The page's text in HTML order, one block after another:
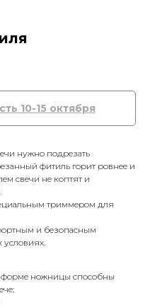
нужно подрезать
фитиль горит ровнее и
свечи не коптят и
триммером для
и безопасным
условиях.
форме ножницы способны